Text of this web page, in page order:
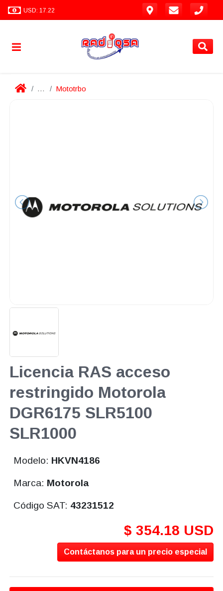
USD: 17.22
... Mototrbo
Licencia RAS acceso
restringido Motorola
DGR6175 SLR5100
SLR1000
Modelo: HKVN4186
Marca: Motorola
Código SAT: 43231512
$ 354.18 USD
Contáctanos para un precio especial